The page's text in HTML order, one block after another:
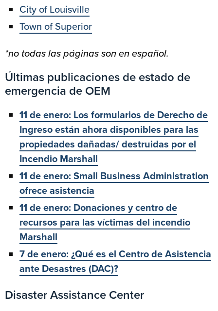
City of Louisville
Town of Superior
*no todas las páginas son en español.
Últimas publicaciones de estado de
emergencia de OEM
11 de enero: Los formularios de Derecho de
Ingreso están ahora disponibles para las
propiedades dañadas/ destruidas por el
Incendio Marshall
11 de enero: Small Business Administration
ofrece asistencia
11 de enero: Donaciones y centro de
recursos para las víctimas del incendio
Marshall
7 de enero: ¿Qué es el Centro de Asistencia
ante Desastres (DAC)?
Disaster Assistance Center